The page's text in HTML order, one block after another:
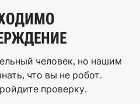
человек, но нашим
что вы не робот.
проверку.